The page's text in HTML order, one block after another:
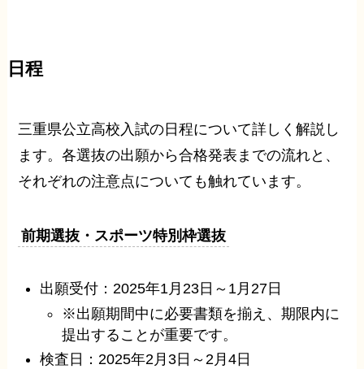
日程
三重県公立高校入試の日程について詳しく解説し
ます。各選抜の出願から合格発表までの流れと、
それぞれの注意点についても触れています。
前期選抜・スポーツ特別枠選抜
出願受付：2025年1月23日～1月27日
※出願期間中に必要書類を揃え、期限内に
提出することが重要です。
検査日：2025年2月3日～2月4日